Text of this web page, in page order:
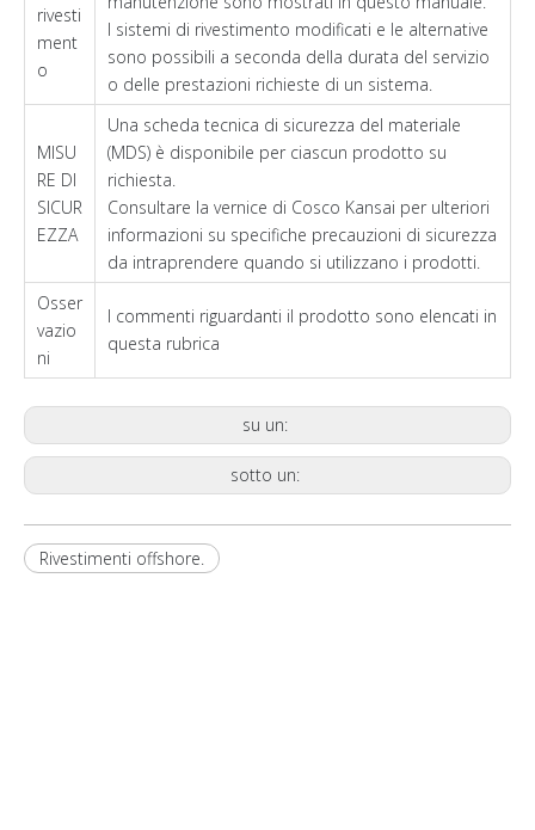
rivesti
ment
o
I sistemi di rivestimento modificati e le alternative
sono possibili a seconda della durata del servizio
o delle prestazioni richieste di un sistema.
MISU
RE DI
SICUR
EZZA
Una scheda tecnica di sicurezza del materiale
(MDS) è disponibile per ciascun prodotto su
richiesta.
Consultare la vernice di Cosco Kansai per ulteriori
informazioni su specifiche precauzioni di sicurezza
da intraprendere quando si utilizzano i prodotti.
Osser
vazio
ni
I commenti riguardanti il ​​prodotto sono elencati in
questa rubrica
su un:
sotto un:
Rivestimenti offshore.